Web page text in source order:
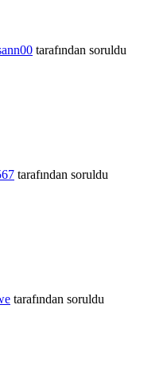
tarafından soruldu
tarafından soruldu
tarafından soruldu